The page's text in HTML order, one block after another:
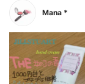
Mana *